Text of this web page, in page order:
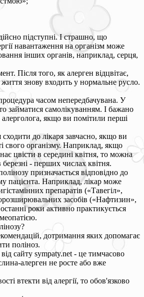
підступні. І страшно, що
навантаження на організм може
інших органів, наприклад, серця,
Після того, як алерген відцвітає,
знову входить у нормальне русло.
часом непередбачувана. У
займатися самолікуванням. І бажано
алерголога, якщо ви помітили перші
до лікаря завчасно, якщо ви
свого організму. Наприклад, якщо
цвісти в середині квітня, то можна
березні - перших числах квітня.
призначається відповідно до
пацієнта. Наприклад, лікар може
препаратів («Тавегіл»,
засобів («Нафтизин»,
роки активно практикується
дотримання яких допомагає
поліноз.
сайту sympaty.net - це тимчасово
алерген не росте або вже
втекти від алергії, то обов'язково